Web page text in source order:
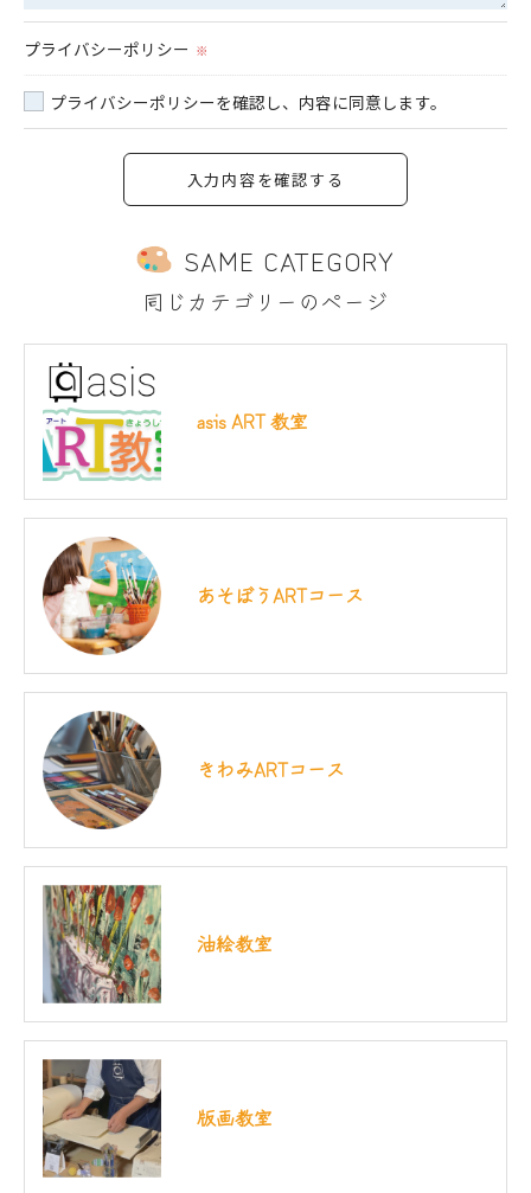
プライバシーポリシー ※
プライバシーポリシーを確認し、内容に同意します。
同じカテゴリーのページ
SAME CATEGORY
asis ART 教室
あそぼうARTコース
きわみARTコース
油絵教室
版画教室